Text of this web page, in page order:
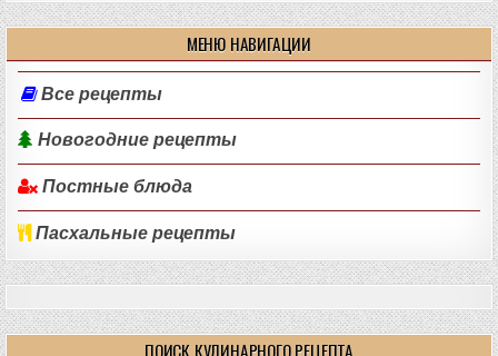
МЕНЮ НАВИГАЦИИ
Все рецепты
Новогодние рецепты
Постные блюда
Пасхальные рецепты
ПОИСК КУЛИНАРНОГО РЕЦЕПТА